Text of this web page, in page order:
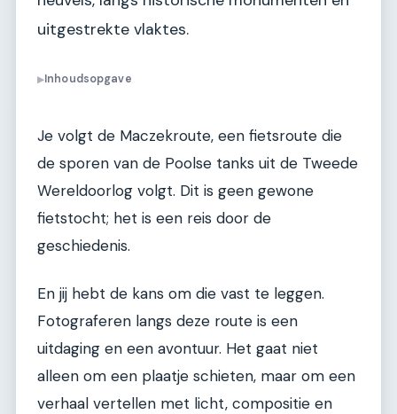
uitgestrekte vlaktes.
▶Inhoudsopgave
Je volgt de Maczekroute, een fietsroute die
de sporen van de Poolse tanks uit de Tweede
Wereldoorlog volgt. Dit is geen gewone
fietstocht; het is een reis door de
geschiedenis.
En jij hebt de kans om die vast te leggen.
Fotograferen langs deze route is een
uitdaging en een avontuur. Het gaat niet
alleen om een plaatje schieten, maar om een
verhaal vertellen met licht, compositie en